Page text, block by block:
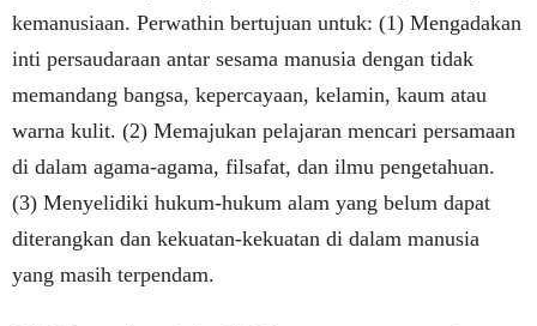
kemanusiaan. Perwathin bertujuan untuk: (1) Mengadakan
inti persaudaraan antar sesama manusia dengan tidak
memandang bangsa, kepercayaan, kelamin, kaum atau
warna kulit. (2) Memajukan pelajaran mencari persamaan
di dalam agama-agama, filsafat, dan ilmu pengetahuan.
(3) Menyelidiki hukum-hukum alam yang belum dapat
diterangkan dan kekuatan-kekuatan di dalam manusia
yang masih terpendam.